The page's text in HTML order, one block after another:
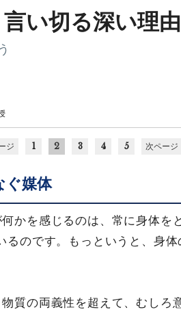
い切る深い理由
ジ 1 2 3 4 5 次ページ
ぐ媒体
かを感じるのは、常に身体を
るのです。もっというと、身
質の両義性を超えて、むしろ